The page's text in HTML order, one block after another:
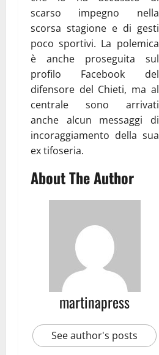
scarso impegno nella
scorsa stagione e di gesti
poco sportivi. La polemica
è anche proseguita sul
profilo Facebook del
difensore del Chieti, ma al
centrale sono arrivati
anche alcun messaggi di
incoraggiamento della sua
ex tifoseria.
About The Author
martinapress
See author's posts